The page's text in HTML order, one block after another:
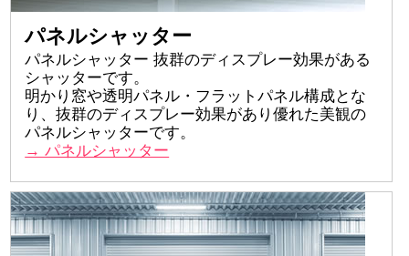
パネルシャッター
パネルシャッター 抜群のディスプレー効果がある
シャッターです。
明かり窓や透明パネル・フラットパネル構成とな
り、抜群のディスプレー効果があり優れた美観の
パネルシャッターです。
→ パネルシャッター